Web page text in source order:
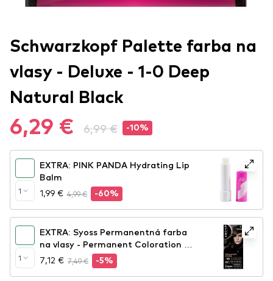
Schwarzkopf Palette farba na
vlasy - Deluxe - 1-0 Deep
Natural Black
6,29 € 6,99 € -10%
1
EXTRA: PINK PANDA Hydrating Lip
Balm
1,99 € 4,99 € -60%
1
EXTRA: Syoss Permanentná farba
na vlasy - Permanent Coloration -
4_1 Medium Brown
7,12 € 7,49 € -5%